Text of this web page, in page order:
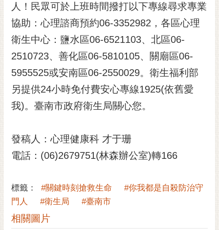
隱
私
權
及
安
全
政
策
網
料
放
告
市
府
交
人！民眾可於上班時間撥打以下專線尋求專業
協助：心理諮商預約06-3352982，各區心理
衛生中心：鹽水區06-6521103、北區06-
2510723、善化區06-5810105、關廟區06-
5955525或安南區06-2550029。衛生福利部
另提供24小時免付費安心專線1925(依舊愛
我)。臺南市政府衛生局關心您。
發稿人：心理健康科 才于珊
電話：(06)2679751(林森辦公室)轉166
標籤： #關鍵時刻搶救生命
#你我都是自殺防治守
門人
#衛生局 #臺南市
相關圖片